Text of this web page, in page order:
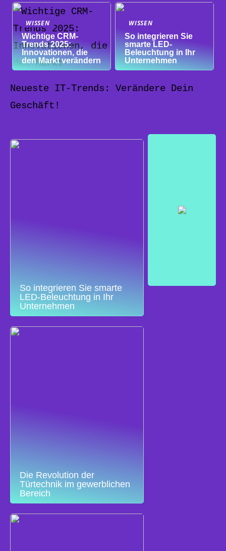
WISSEN
Wichtige CRM-
Trends 2025:
Innovationen, die
den Markt verändern
WISSEN
So integrieren Sie
smarte LED-
Beleuchtung in Ihr
Unternehmen
Neueste IT-Trends: Verändere Dein
Geschäft!
So integrieren Sie smarte
LED-Beleuchtung in Ihr
Unternehmen
Die Revolution der
Türtechnik im gewerblichen
Bereich